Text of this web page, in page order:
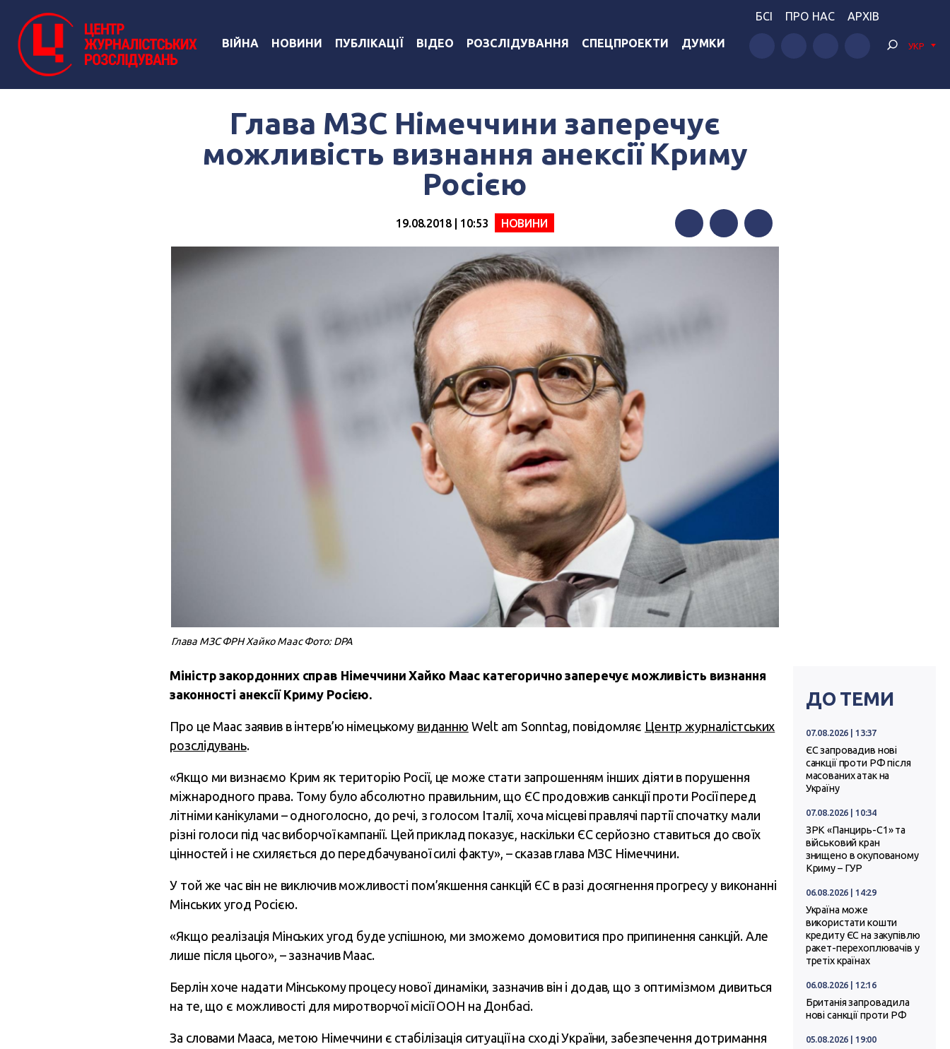
ВІЙНА НОВИНИ ПУБЛІКАЦІЇ ВІДЕО РОЗСЛІДУВАННЯ СПЕЦПРОЕКТИ ДУМКИ
БСІ ПРО НАС АРХІВ
УКР
Глава МЗС Німеччини заперечує
можливість визнання анексії Криму
Росією
19.08.2018 | 10:53 НОВИНИ
Глава МЗС ФРН Хайко Маас Фото: DPA
Міністр закордонних справ Німеччини Хайко Маас категорично заперечує можливість визнання
законності анексії Криму Росією.
Про це Маас заявив в інтерв’ю німецькому виданню Welt am Sonntag, повідомляє Центр журналістських
розслідувань.
«Якщо ми визнаємо Крим як територію Росії, це може стати запрошенням інших діяти в порушення
міжнародного права. Тому було абсолютно правильним, що ЄС продовжив санкції проти Росії перед
літніми канікулами – одноголосно, до речі, з голосом Італії, хоча місцеві правлячі партії спочатку мали
різні голоси під час виборчої кампанії. Цей приклад показує, наскільки ЄС серйозно ставиться до своїх
цінностей і не схиляється до передбачуваної силі факту», – сказав глава МЗС Німеччини.
У той же час він не виключив можливості пом’якшення санкцій ЄС в разі досягнення прогресу у виконанні
Мінських угод Росією.
«Якщо реалізація Мінських угод буде успішною, ми зможемо домовитися про припинення санкцій. Але
лише після цього», – зазначив Маас.
Берлін хоче надати Мінському процесу нової динаміки, зазначив він і додав, що з оптимізмом дивиться
на те, що є можливості для миротворчої місії ООН на Донбасі.
За словами Мааса, метою Німеччини є стабілізація ситуації на сході України, забезпечення дотримання
ДО ТЕМИ
07.08.2026 | 13:37
ЄС запровадив нові
санкції проти РФ після
масованих атак на
Україну
07.08.2026 | 10:34
ЗРК «Панцирь-С1» та
військовий кран
знищено в окупованому
Криму – ГУР
06.08.2026 | 14:29
Україна може
використати кошти
кредиту ЄС на закупівлю
ракет-перехоплювачів у
третіх країнах
06.08.2026 | 12:16
Британія запровадила
нові санкції проти РФ
05.08.2026 | 19:00